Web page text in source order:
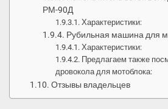
РМ-90Д
Характеристики:
Рубильная машина для
Характеристики:
Предлагаем также
дровокола для мотоблока:
Отзывы владельцев